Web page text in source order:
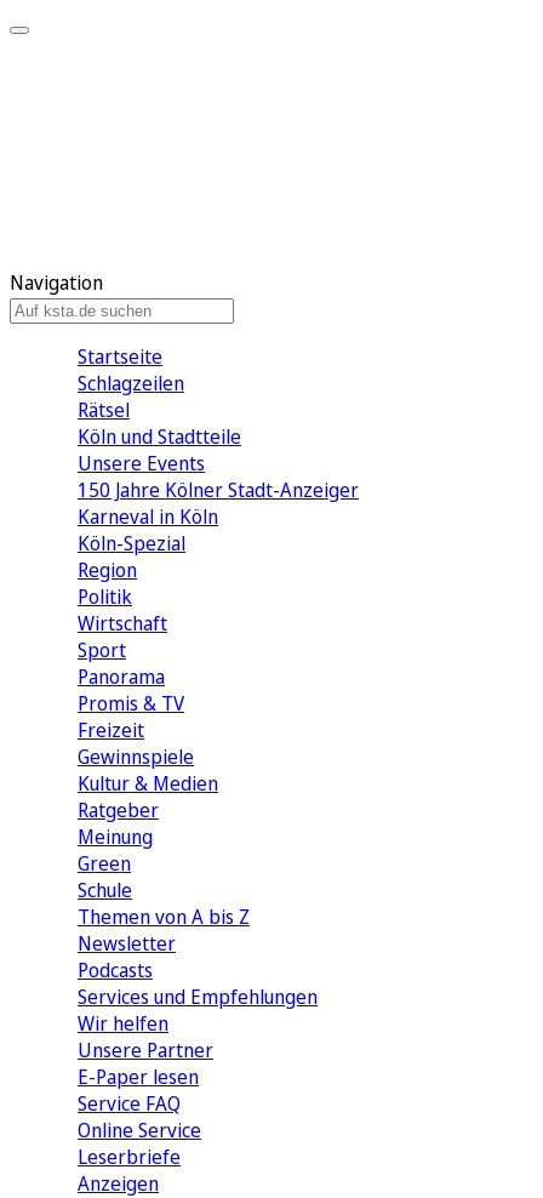
Navigation
Startseite
Schlagzeilen
Rätsel
Köln und Stadtteile
Unsere Events
150 Jahre Kölner Stadt-Anzeiger
Karneval in Köln
Köln-Spezial
Region
Politik
Wirtschaft
Sport
Panorama
Promis & TV
Freizeit
Gewinnspiele
Kultur & Medien
Ratgeber
Meinung
Green
Schule
Themen von A bis Z
Newsletter
Podcasts
Services und Empfehlungen
Wir helfen
Unsere Partner
E-Paper lesen
Service FAQ
Online Service
Leserbriefe
Anzeigen